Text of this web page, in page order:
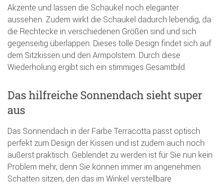
Akzente und lassen die Schaukel noch eleganter
aussehen. Zudem wirkt die Schaukel dadurch lebendig, da
die Rechtecke in verschiedenen Größen sind und sich
gegenseitig überlappen. Dieses tolle Design findet sich auf
dem Sitzkissen und den Armpolstern. Durch diese
Wiederholung ergibt sich ein stimmiges Gesamtbild.
Das hilfreiche Sonnendach sieht super
aus
Das Sonnendach in der Farbe Terracotta passt optisch
perfekt zum Design der Kissen und ist zudem auch noch
äußerst praktisch. Geblendet zu werden ist für Sie nun kein
Problem mehr, denn Sie können immer im angenehmen
Schatten sitzen, den das im Winkel verstellbare